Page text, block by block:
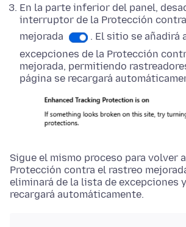
En la parte inferior del panel,
interruptor de la Protección
mejorada
. El sitio se añadirá
excepciones de la Protección
mejorada, permitiendo
página se recargará
Sigue el mismo proceso para volver
Protección contra el rastreo
eliminará de la lista de excepciones
recargará automáticamente.